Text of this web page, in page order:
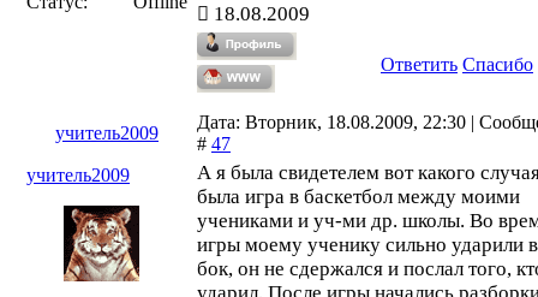
18.08.2009
Ответить Спасибо
учитель2009
Дата: Вторник, 18.08.2009, 22:30 |
# 47
учитель2009
А я была свидетелем вот какого
была игра в баскетбол между моими
учениками и уч-ми др. школы. Во
игры моему ученику сильно ударили в
бок, он не сдержался и послал того,